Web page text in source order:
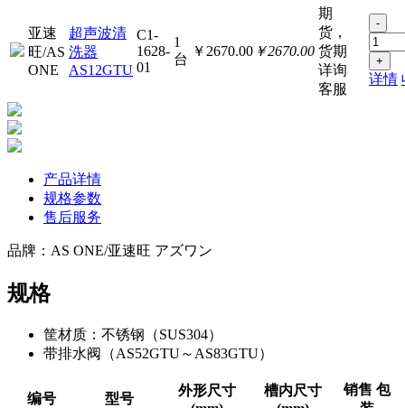
亚速
旺/AS
ONE
超声波清
洗器
AS12GTU
C1-
1628-
01
1
台
￥2670.00 ￥2670.00
期
货，
货期
详询
客服
-
+
详情
产品详情
规格参数
售后服务
品牌：AS ONE/亚速旺 アズワン
规格
筐材质：不锈钢（SUS304）
带排水阀（AS52GTU～AS83GTU）
编号 型号
外形尺寸
槽内尺寸
销售 包